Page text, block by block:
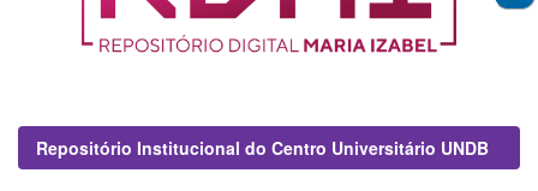
Repositório Institucional do Centro Universitário UNDB